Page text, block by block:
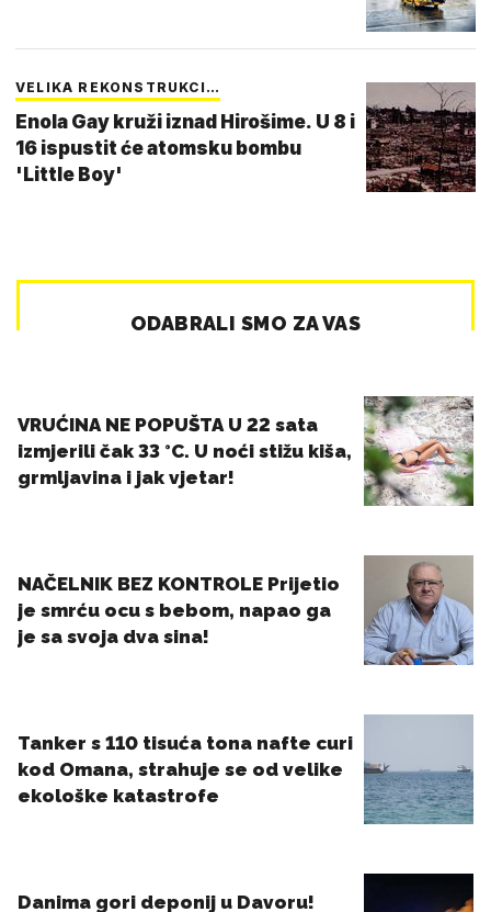
VELIKA REKONSTRUKCI…
Enola Gay kruži iznad Hirošime. U 8 i
16 ispustit će atomsku bombu
'Little Boy'